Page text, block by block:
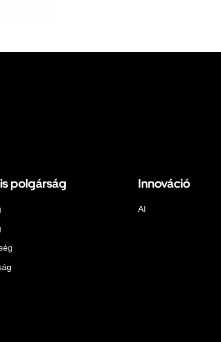
polgárság Innováció
AI